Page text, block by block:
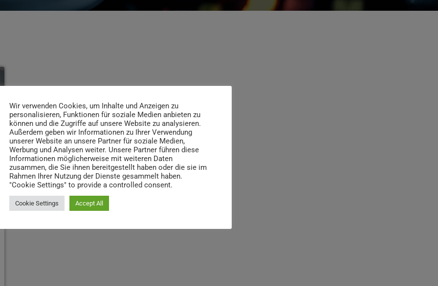
Wir verwenden Cookies, um Inhalte und Anzeigen zu
personalisieren, Funktionen für soziale Medien anbieten zu
können und die Zugriffe auf unsere Website zu analysieren.
Außerdem geben wir Informationen zu Ihrer Verwendung
unserer Website an unsere Partner für soziale Medien,
Werbung und Analysen weiter. Unsere Partner führen diese
Informationen möglicherweise mit weiteren Daten
zusammen, die Sie ihnen bereitgestellt haben oder die sie im
Rahmen Ihrer Nutzung der Dienste gesammelt haben.
"Cookie Settings" to provide a controlled consent.
Cookie Settings Accept All